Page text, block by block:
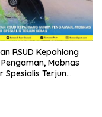
RSUD Kepahiang
Mobnas
Spesialis Terjun